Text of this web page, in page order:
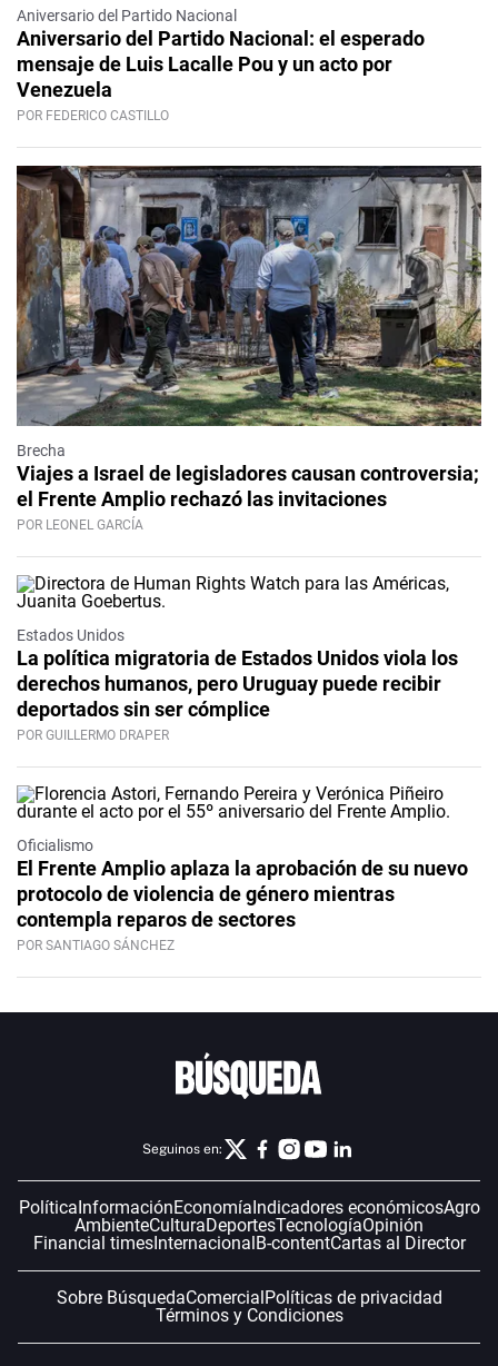
Aniversario del Partido Nacional
Aniversario del Partido Nacional: el esperado
mensaje de Luis Lacalle Pou y un acto por
Venezuela
POR FEDERICO CASTILLO
Brecha
Viajes a Israel de legisladores causan controversia;
el Frente Amplio rechazó las invitaciones
POR LEONEL GARCÍA
Estados Unidos
La política migratoria de Estados Unidos viola los
derechos humanos, pero Uruguay puede recibir
deportados sin ser cómplice
POR GUILLERMO DRAPER
Oficialismo
El Frente Amplio aplaza la aprobación de su nuevo
protocolo de violencia de género mientras
contempla reparos de sectores
POR SANTIAGO SÁNCHEZ
Seguinos en:
PolíticaInformaciónEconomíaIndicadores económicosAgro
AmbienteCulturaDeportesTecnologíaOpinión
Financial timesInternacionalB-contentCartas al Director
Sobre BúsquedaComercialPolíticas de privacidad
Términos y Condiciones